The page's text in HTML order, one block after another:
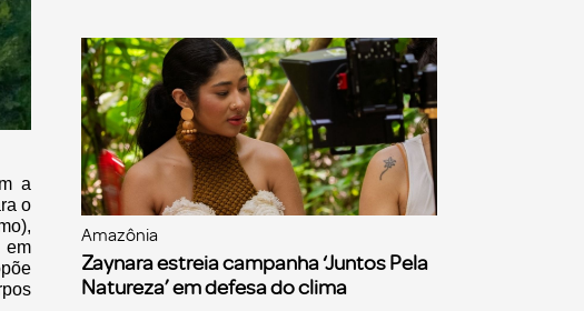
a
o
em
Amazônia
Zaynara estreia campanha ‘Juntos Pela
Natureza’ em defesa do clima